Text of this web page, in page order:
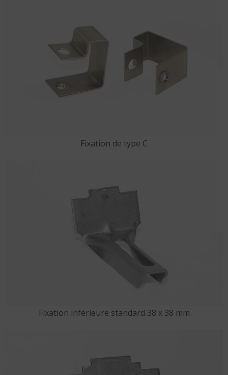
Fixation de type C
Fixation inférieure standard 38 x 38 mm